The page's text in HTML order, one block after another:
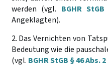
werden (vgl. BGHR
Angeklagten).
2. Das Vernichten von
Bedeutung wie die
(vgl. BGHR StGB § 46